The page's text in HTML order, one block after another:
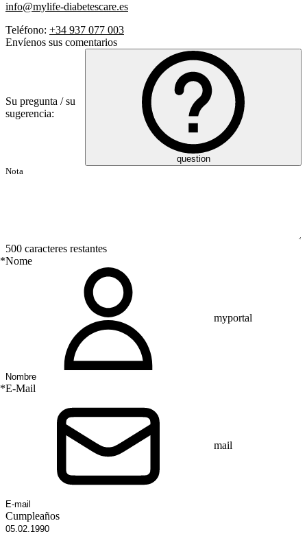
info@mylife-diabetescare.es
Teléfono: +34 937 077 003
Envíenos sus comentarios
Su pregunta / su
sugerencia:
question
500 caracteres restantes
*Nome
myportal
*E-Mail
mail
Cumpleaños